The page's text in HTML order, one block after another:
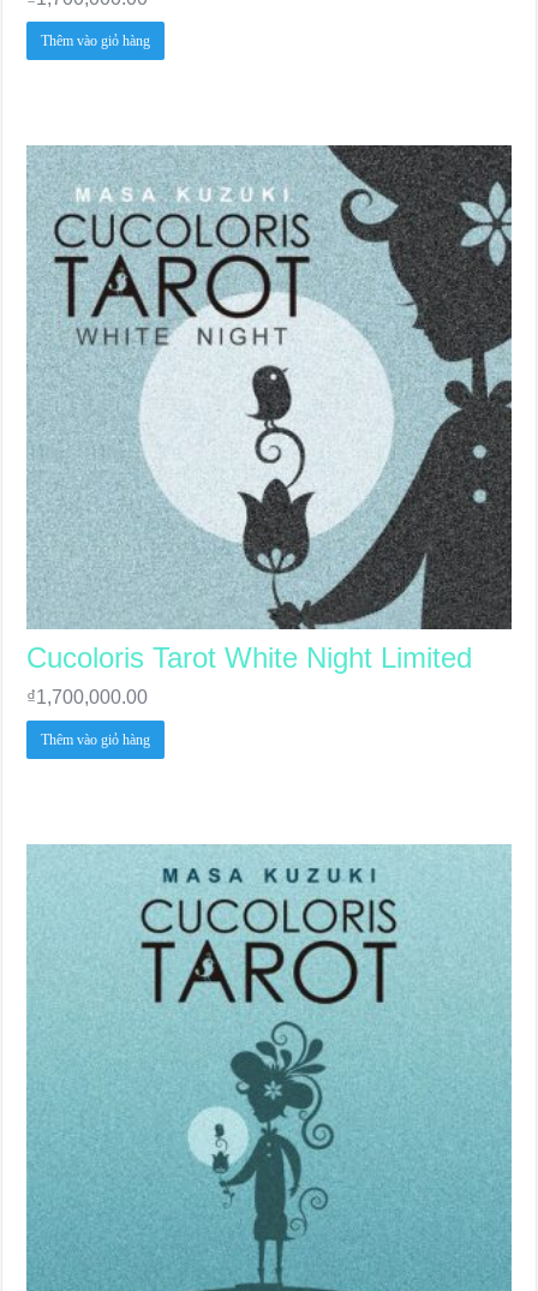
Thêm vào giỏ hàng
Cucoloris Tarot White Night Limited
₫1,700,000.00
Thêm vào giỏ hàng